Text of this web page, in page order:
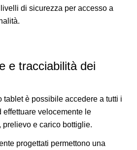
di sicurezza per accesso a
e tracciabilità dei
tablet è possibile accedere a tutti i
effettuare velocemente le
e carico bottiglie.
progettati permettono una